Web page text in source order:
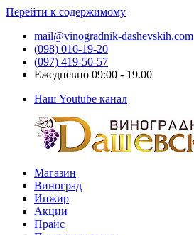
Перейти к содержимому
mail@vinogradnik-dashevskih.com
(098) 016-19-20
(097) 419-50-57
Ежедневно 09:00 - 19.00
Наш Youtube канал
Виноградник
Дашевских
Саженцы
черенки
винограда
Магазин
Виноград
Инжир
Акции
Прайс